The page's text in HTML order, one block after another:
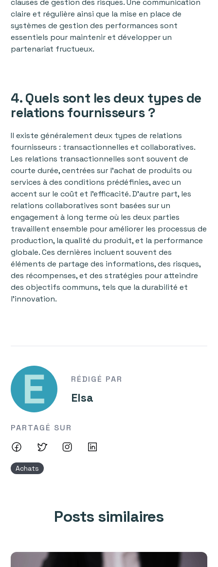
claire et régulière ainsi que la mise en place de
systèmes de gestion des performances sont
essentiels pour maintenir et développer un
partenariat fructueux.
4. Quels sont les deux types de
relations fournisseurs ?
Il existe généralement deux types de relations
fournisseurs : transactionnelles et collaboratives.
Les relations transactionnelles sont souvent de
courte durée, centrées sur l'achat de produits ou
services à des conditions prédéfinies, avec un
accent sur le coût et l’efficacité. D'autre part, les
relations collaboratives sont basées sur un
engagement à long terme où les deux parties
travaillent ensemble pour améliorer les processus de
production, la qualité du produit, et la performance
globale. Ces dernières incluent souvent des
éléments de partage des informations, des risques,
des récompenses, et des stratégies pour atteindre
des objectifs communs, tels que la durabilité et
l'innovation.
RÉDIGÉ PAR
Elsa
PARTAGÉ SUR
Achats
Posts similaires